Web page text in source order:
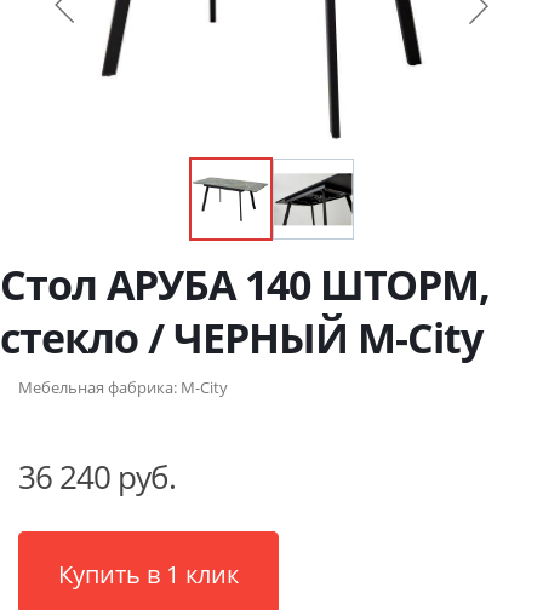
Стол АРУБА 140 ШТОРМ,
стекло / ЧЕРНЫЙ М-City
Мебельная фабрика: M-City
36 240 руб.
Купить в 1 клик